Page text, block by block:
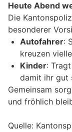
Heute Abend
Die
besonderer
Autofahrer:
kreuzen
Kinder:
damit ihr gut
Gemeinsam
und fröhlich
Quelle: